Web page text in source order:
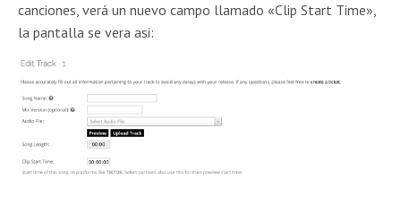
canciones, verá un nuevo campo llamado «Clip Start Time»,
la pantalla se vera asi: